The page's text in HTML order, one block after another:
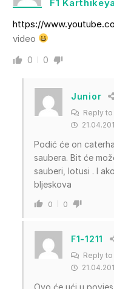
F1
https://
video
0 0
Junior
Reply to
Podić će on
saubera. Bit će
sauberi, lotusi . I
bljeskova
0 0
F1-1211
Reply to
Ovo će ući u